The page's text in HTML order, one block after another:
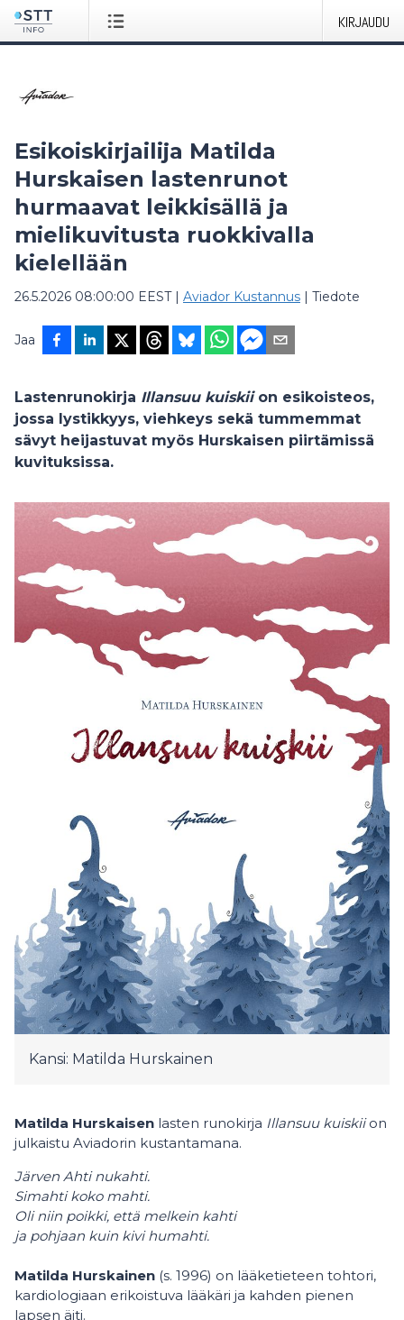
KIRJAUDU
Esikoiskirjailija Matilda
Hurskaisen lastenrunot
hurmaavat leikkisällä ja
mielikuvitusta ruokkivalla
kielellään
26.5.2026 08:00:00 EEST| Aviador Kustannus | Tiedote
Jaa
Lastenrunokirja Illansuu kuiskiion esikoisteos,
jossa lystikkyys, viehkeys sekä tummemmat
sävyt heijastuvat myös Hurskaisen piirtämissä
kuvituksissa.
Kansi: Matilda Hurskainen
Matilda Hurskaisen lasten runokirja Illansuu kuiskiion
julkaistu Aviadorin kustantamana.
Järven Ahti nukahti.
Simahti koko mahti.
Oli niin poikki, että melkein kahti
ja pohjaan kuin kivi humahti.
Matilda Hurskainen (s. 1996) on lääketieteen tohtori,
kardiologiaan erikoistuva lääkäri ja kahden pienen
lapsen äiti.